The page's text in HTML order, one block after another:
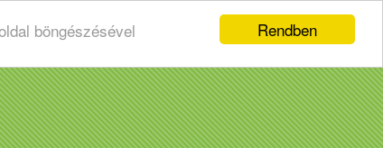
Rendben
böngészésével